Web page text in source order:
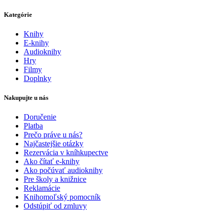
Kategórie
Knihy
E-knihy
Audioknihy
Hry
Filmy
Doplnky
Nakupujte u nás
Doručenie
Platba
Prečo práve u nás?
Najčastejšie otázky
Rezervácia v kníhkupectve
Ako čítať e-knihy
Ako počúvať audioknihy
Pre školy a knižnice
Reklamácie
Knihomoľský pomocník
Odstúpiť od zmluvy